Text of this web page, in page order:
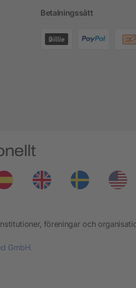
Betalningssätt
föreningar och
GmbH.